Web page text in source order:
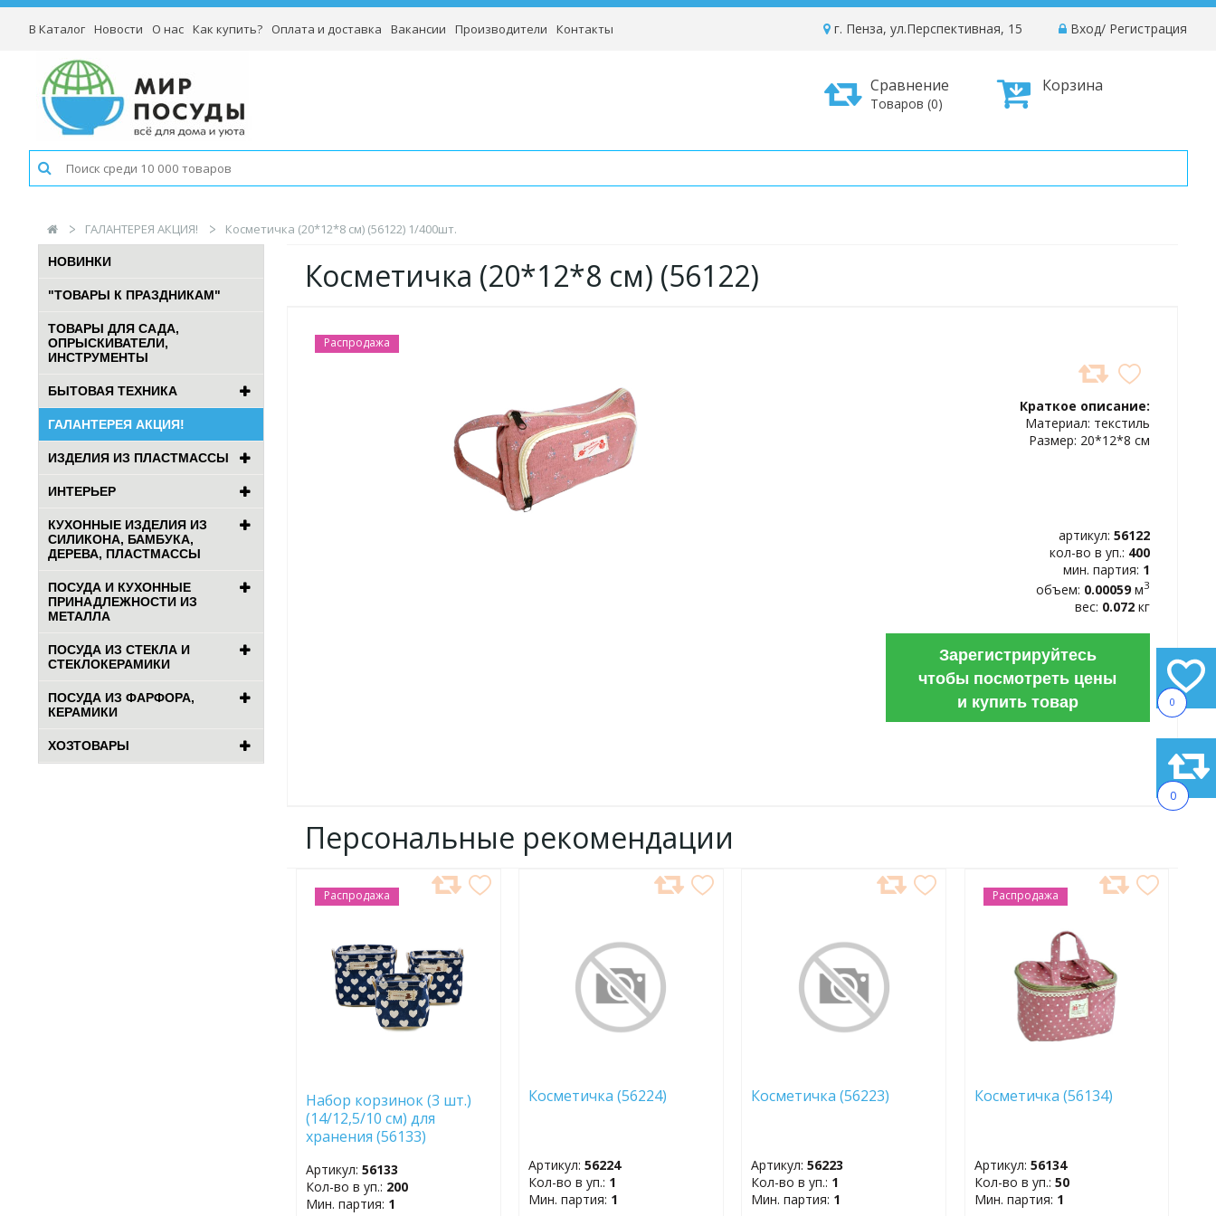
0
0
В Каталог Новости О нас Как купить? Оплата и доставка Вакансии Производители Контакты Вход/ Регистрация
г. Пенза, ул.Перспективная, 15
Корзина
Сравнение
Товаров (0)
ГАЛАНТЕРЕЯ АКЦИЯ! Косметичка (20*12*8 см) (56122) 1/400шт.
НОВИНКИ
"ТОВАРЫ К ПРАЗДНИКАМ"
ТОВАРЫ ДЛЯ САДА,
ОПРЫСКИВАТЕЛИ,
ИНСТРУМЕНТЫ
БЫТОВАЯ ТЕХНИКА
ГАЛАНТЕРЕЯ АКЦИЯ!
ИЗДЕЛИЯ ИЗ ПЛАСТМАССЫ
ИНТЕРЬЕР
КУХОННЫЕ ИЗДЕЛИЯ ИЗ
СИЛИКОНА, БАМБУКА,
ДЕРЕВА, ПЛАСТМАССЫ
ПОСУДА И КУХОННЫЕ
ПРИНАДЛЕЖНОСТИ ИЗ
МЕТАЛЛА
ПОСУДА ИЗ СТЕКЛА И
СТЕКЛОКЕРАМИКИ
ПОСУДА ИЗ ФАРФОРА,
КЕРАМИКИ
ХОЗТОВАРЫ
Косметичка (20*12*8 см) (56122)
Распродажа
Краткое описание:
Материал: текстиль
Размер: 20*12*8 см
артикул: 56122
кол-во в уп.: 400
мин. партия: 1
объем: 0.00059м3
вес: 0.072 кг
Зарегистрируйтесь
чтобы посмотреть цены
и купить товар
Персональные рекомендации
Распродажа
ДОБАВИТЬ
В
Набор корзинок (3 шт.)
(14/12,5/10 см) для
хранения (56133)
Артикул:56133
Кол-во в уп.: 200
Мин. партия: 1
Косметичка (56224)
Артикул:56224
Кол-во в уп.: 1
Мин. партия: 1
Косметичка (56223)
Артикул:56223
Кол-во в уп.: 1
Мин. партия: 1
Распродажа
ДОБАВИТЬ
В
Косметичка (56134)
Артикул: 56134
Кол-во в уп.: 50
Мин. партия: 1